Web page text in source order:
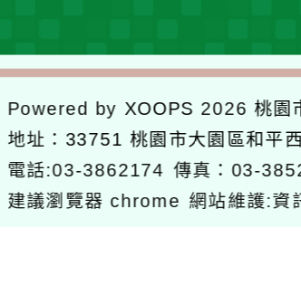
單
Powered by XOOPS 2026桃園
地址： 33751 桃園市大園區和平
電話:03-3862174 傳真：03-
建議瀏覽器 chrome 網站維護:資